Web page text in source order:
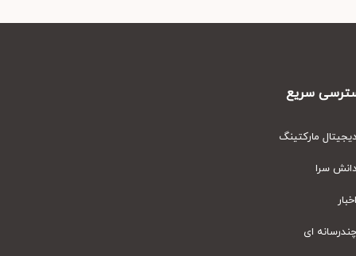
سریع
مارکتینگ
سرا
ای